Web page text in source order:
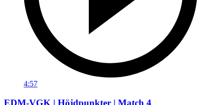
4:57
EDM-VGK | Höjdpunkter | Match 4